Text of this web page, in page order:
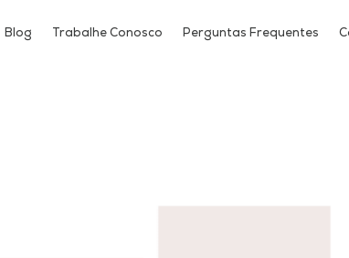
Blog Trabalhe Conosco Perguntas Frequentes